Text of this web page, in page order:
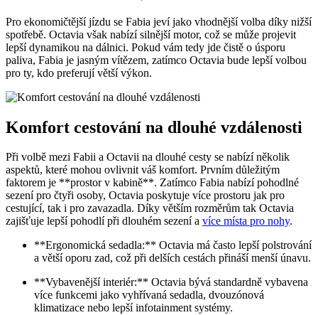
Pro ekonomičtější jízdu se Fabia jeví jako vhodnější volba díky nižší
spotřebě. Octavia však nabízí silnější motor, což se může projevit
lepší dynamikou na dálnici. Pokud vám tedy jde čistě o úsporu
paliva, Fabia je jasným vítězem, zatímco Octavia bude lepší volbou
pro ty, kdo preferují větší výkon.
Komfort cestování na dlouhé vzdálenosti
Při volbě mezi Fabii a Octavii na dlouhé cesty se nabízí několik
aspektů, které mohou ovlivnit váš komfort. Prvním důležitým
faktorem je **prostor v kabině**. Zatímco Fabia nabízí pohodlné
sezení pro čtyři osoby, Octavia poskytuje více prostoru jak pro
cestující, tak i pro zavazadla. Díky větším rozměrům tak Octavia
zajišťuje lepší pohodlí při dlouhém sezení a více místa pro nohy.
**Ergonomická sedadla:** Octavia má často lepší polstrování
a větší oporu zad, což při delších cestách přináší menší únavu.
**Vybavenější interiér:** Octavia bývá standardně vybavena
více funkcemi jako vyhřívaná sedadla, dvouzónová
klimatizace nebo lepší infotainment systémy.